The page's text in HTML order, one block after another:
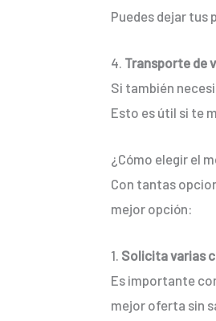
Puedes dejar tus
4. Transporte de
Si también
Esto es útil si te
¿Cómo elegir el
Con tantas
mejor opción:
1. Solicita varias
Es importante
mejor oferta sin